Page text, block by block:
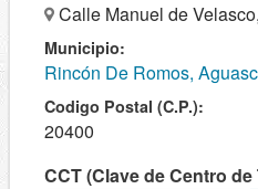
Calle Manuel de
Municipio:
Rincón De Romos,
Codigo Postal (C.P.):
20400
CCT (Clave de Centro de